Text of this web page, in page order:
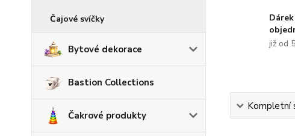
Čajové svíčky
Bytové dekorace
Bastion Collections
Čakrové produkty
již od
Kompletní